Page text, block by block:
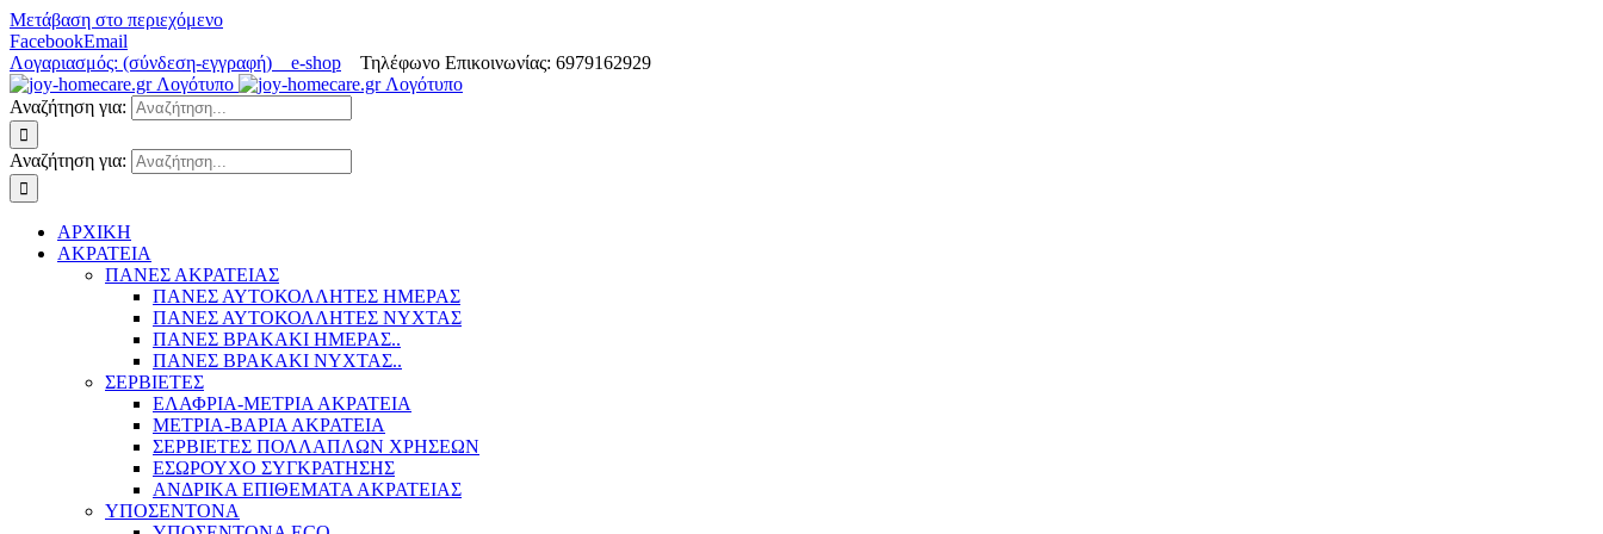
Μετάβαση στο περιεχόμενο
FacebookEmail
Λογαριασμός: (σύνδεση-εγγραφή) e-shop Τηλέφωνο Επικοινωνίας: 6979162929
Αναζήτηση για:
Αναζήτηση για:
ΑΡΧΙΚΗ
ΑΚΡΑΤΕΙΑ
ΠΑΝΕΣ ΑΚΡΑΤΕΙΑΣ
ΠΑΝΕΣ ΑΥΤΟΚΟΛΛΗΤΕΣ ΗΜΕΡΑΣ
ΠΑΝΕΣ ΑΥΤΟΚΟΛΛΗΤΕΣ ΝΥΧΤΑΣ
ΠΑΝΕΣ ΒΡΑΚΑΚΙ ΗΜΕΡΑΣ..
ΠΑΝΕΣ ΒΡΑΚΑΚΙ ΝΥΧΤΑΣ..
ΣΕΡΒΙΕΤΕΣ
ΕΛΑΦΡΙΑ-ΜΕΤΡΙΑ ΑΚΡΑΤΕΙΑ
ΜΕΤΡΙΑ-ΒΑΡΙΑ ΑΚΡΑΤΕΙΑ
ΣΕΡΒΙΕΤΕΣ ΠΟΛΛΑΠΛΩΝ ΧΡΗΣΕΩΝ
ΕΣΩΡΟΥΧΟ ΣΥΓΚΡΑΤΗΣΗΣ
ΑΝΔΡΙΚΑ ΕΠΙΘΕΜΑΤΑ ΑΚΡΑΤΕΙΑΣ
ΥΠΟΣΕΝΤΟΝΑ